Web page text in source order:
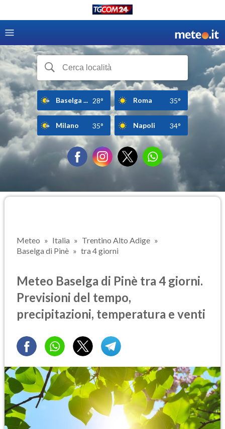
Baselga ... 28° Roma 35°
Milano 35° Napoli 34°
Meteo Italia
Trentino Alto Adige
Baselga di Pinè
tra 4 giorni
Meteo Baselga di Pinè tra 4 giorni.
Previsioni del tempo,
precipitazioni, temperatura e venti